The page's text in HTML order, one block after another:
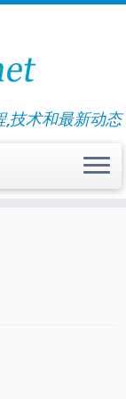
,技术和最新动态